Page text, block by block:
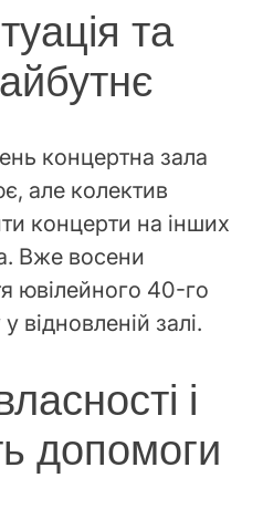
та
концертна зала
але колектив
концерти на інших
Вже восени
ювілейного 40-го
відновленій залі.
і
допомоги